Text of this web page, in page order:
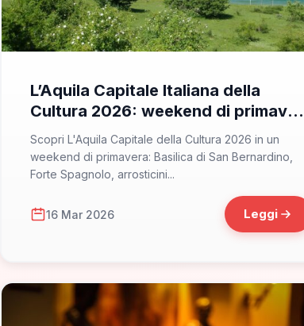
L’Aquila Capitale Italiana della
Cultura 2026: weekend di primavera
tra Basilica di San Bernardino, Forte
Spagnolo e arrosticini nel centro
storico rinato
Scopri L'Aquila Capitale della Cultura 2026 in un
weekend di primavera: Basilica di San Bernardino,
Forte Spagnolo, arrosticini...
16 Mar 2026 Leggi